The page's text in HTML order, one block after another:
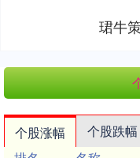
珺牛
个股涨幅 个股跌幅